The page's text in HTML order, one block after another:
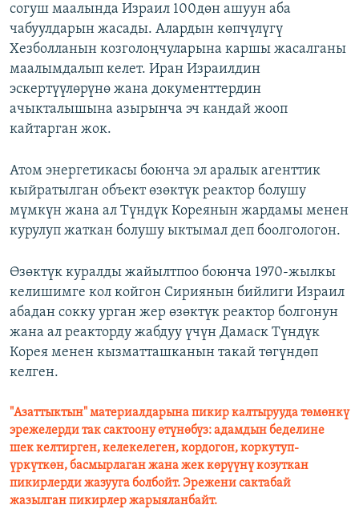
согуш маалында Израил 100дөн ашуун аба
чабуулдарын жасады. Алардын көпчүлүгү
Хезболланын козголоңчуларына каршы жасалганы
маалымдалып келет. Иран Израилдин
эскертүүлөрүнө жана документтердин
ачыкталышына азырынча эч кандай жооп
кайтарган жок.
Атом энергетикасы боюнча эл аралык агенттик
кыйратылган объект өзөктүк реактор болушу
мүмкүн жана ал Түндүк Кореянын жардамы менен
курулуп жаткан болушу ыктымал деп боолгологон.
Өзөктүк куралды жайылтпоо боюнча 1970-жылкы
келишимге кол койгон Сириянын бийлиги Израил
абадан сокку урган жер өзөктүк реактор болгонун
жана ал реакторду жабдуу үчүн Дамаск Түндүк
Корея менен кызматташканын такай төгүндөп
келген.
"Азаттыктын" материалдарына пикир калтырууда төмөнкү
эрежелерди так сактоону өтүнөбүз: адамдын беделине
шек келтирген, келекелеген, кордогон, коркутуп-
үркүткөн, басмырлаган жана жек көрүүнү козуткан
пикирлерди жазууга болбойт. Эрежени сактабай
жазылган пикирлер жарыяланбайт.